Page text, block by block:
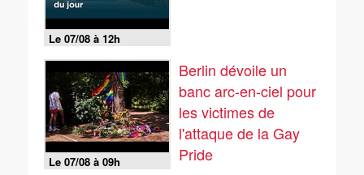
Le 07/08 à 12h
Le 07/08 à 09h
Berlin dévoile un
banc arc-en-ciel pour
les victimes de
l'attaque de la Gay
Pride